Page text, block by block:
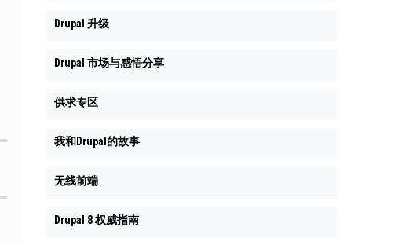
Drupal 升级
Drupal 市场与感悟分享
供求专区
我和Drupal的故事
无线前端
Drupal 8 权威指南